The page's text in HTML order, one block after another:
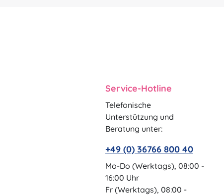
Service-Hotline
Telefonische
Unterstützung und
Beratung unter:
+49 (0) 36766 800 40
Mo-Do (Werktags), 08:00 -
16:00 Uhr
Fr (Werktags), 08:00 -